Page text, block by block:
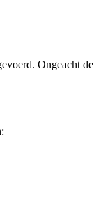
Ongeacht de